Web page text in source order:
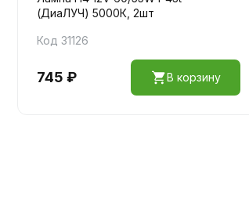
(ДиаЛУЧ) 5000К, 2шт
Код 31126
745 ₽ В корзину